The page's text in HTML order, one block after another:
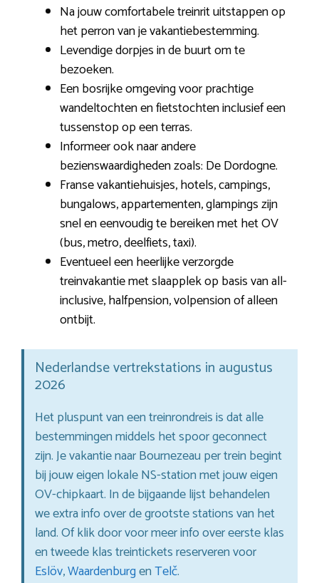
Na jouw comfortabele treinrit uitstappen op
het perron van je vakantiebestemming.
Levendige dorpjes in de buurt om te
bezoeken.
Een bosrijke omgeving voor prachtige
wandeltochten en fietstochten inclusief een
tussenstop op een terras.
Informeer ook naar andere
bezienswaardigheden zoals: De Dordogne.
Franse vakantiehuisjes, hotels, campings,
bungalows, appartementen, glampings zijn
snel en eenvoudig te bereiken met het OV
(bus, metro, deelfiets, taxi).
Eventueel een heerlijke verzorgde
treinvakantie met slaapplek op basis van all-
inclusive, halfpension, volpension of alleen
ontbijt.
Nederlandse vertrekstations in augustus
2026
Het pluspunt van een treinrondreis is dat alle
bestemmingen middels het spoor geconnect
zijn. Je vakantie naar Bournezeau per trein begint
bij jouw eigen lokale NS-station met jouw eigen
OV-chipkaart. In de bijgaande lijst behandelen
we extra info over de grootste stations van het
land. Of klik door voor meer info over eerste klas
en tweede klas treintickets reserveren voor
Eslöv,WaardenburgenTelč.